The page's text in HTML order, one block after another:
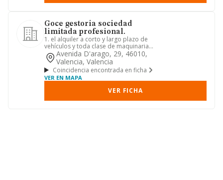
Goce gestoria sociedad
limitada profesional.
1. el alquiler a corto y largo plazo de
vehículos y toda clase de maquinaria
(c.n.a.e. 7711), así c...
Avenida D'arago, 29, 46010,
Valencia, Valencia
Coincidencia encontrada en ficha
VER EN MAPA
VER FICHA